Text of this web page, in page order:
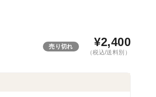
売り切れ ¥2,400
（税込/送料別）